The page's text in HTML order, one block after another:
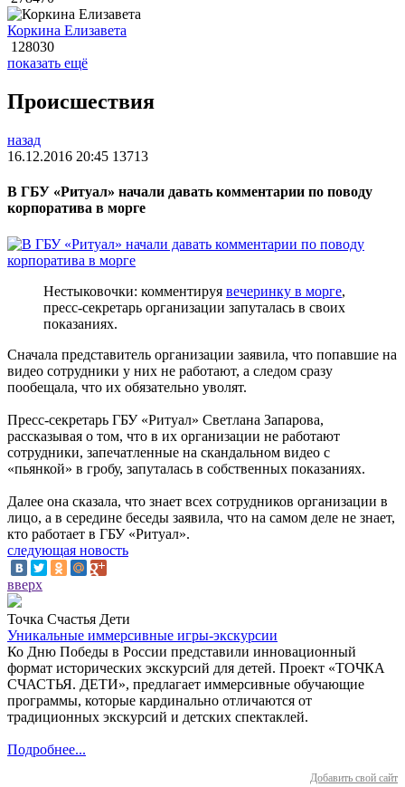
Коркина Елизавета
128030
показать ещё
Происшествия
назад
16.12.2016 20:45 13713
В ГБУ «Ритуал» начали давать комментарии по поводу
корпоратива в морге
Нестыковочки: комментируя вечеринку в морге,
пресс-секретарь организации запуталась в своих
показаниях.
Сначала представитель организации заявила, что попавшие на
видео сотрудники у них не работают, а следом сразу
пообещала, что их обязательно уволят.
Пресс-секретарь ГБУ «Ритуал» Светлана Запарова,
рассказывая о том, что в их организации не работают
сотрудники, запечатленные на скандальном видео с
«пьянкой» в гробу, запуталась в собственных показаниях.
Далее она сказала, что знает всех сотрудников организации в
лицо, а в середине беседы заявила, что на самом деле не знает,
кто работает в ГБУ «Ритуал».
следующая новость
вверх
Точка Счастья Дети
Уникальные иммерсивные игры-экскурсии
Ко Дню Победы в России представили инновационный
формат исторических экскурсий для детей. Проект «ТОЧКА
СЧАСТЬЯ. ДЕТИ», предлагает иммерсивные обучающие
программы, которые кардинально отличаются от
традиционных экскурсий и детских спектаклей.
Подробнее...
Добавить свой сайт